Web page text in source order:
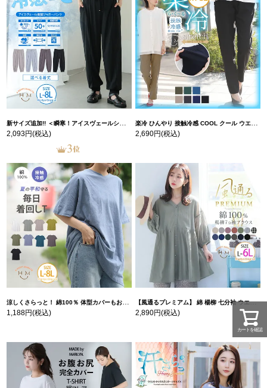
新サイズ追加!! ＜瞬寒！アイスヴェールシリーズ＞ 美脚 ジョガーパンツ 【ウェストゴム】 【ストレッチ】 | 大きいサイズの通販ならハッピーマリリン
2,093円(税込)
楽冷 ひんやり 接触冷感 COOL クール ウエストゴム 楽ちん ストレッチ 美脚 レギパン 【ストレッチ】 | 大きいサイズの通販ならハッピーマリリン
2,690円(税込)
涼しくさらっと！ 綿100％ 体型カバーもお洒落も叶える 風合いコットン ゆるシルエット ドルマン | 大きいサイズの通販ならハッピーマリリン
1,188円(税込)
【風通るプレミアム】 綿 楊柳 七分袖 ウエストギャザー ブラウス | 大きいサイズの通販ならハッピーマリリン
2,890円(税込)
カートを確認